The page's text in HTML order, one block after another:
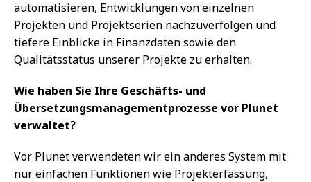
automatisieren, Entwicklungen von einzelnen
Projekten und Projektserien nachzuverfolgen und
tiefere Einblicke in Finanzdaten sowie den
Qualitätsstatus unserer Projekte zu erhalten.
Wie haben Sie Ihre Geschäfts- und
Übersetzungsmanagementprozesse vor Plunet
verwaltet?
Vor Plunet verwendeten wir ein anderes System mit
nur einfachen Funktionen wie Projekterfassung,